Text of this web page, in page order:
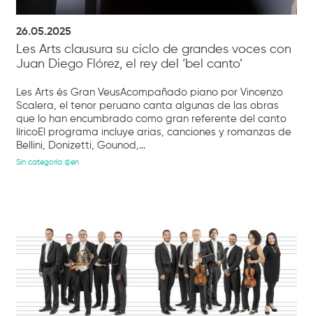
26.05.2025
Les Arts clausura su ciclo de grandes voces con
Juan Diego Flórez, el rey del ‘bel canto’
Les Arts és Gran VeusAcompañado piano por Vincenzo
Scalera, el tenor peruano canta algunas de las obras
que lo han encumbrado como gran referente del canto
líricoEl programa incluye arias, canciones y romanzas de
Bellini, Donizetti, Gounod,...
Sin categoría @en